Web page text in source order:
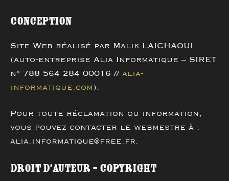
Conception
Site Web réalisé par Malik LAICHAOUI
(auto-entreprise Alia Informatique – SIRET
n° 788 564 284 00016 // alia-
informatique.com ).
Pour toute réclamation ou information,
vous pouvez contacter le webmestre à :
alia.informatique@free.fr.
Droit d’auteur – Copyright